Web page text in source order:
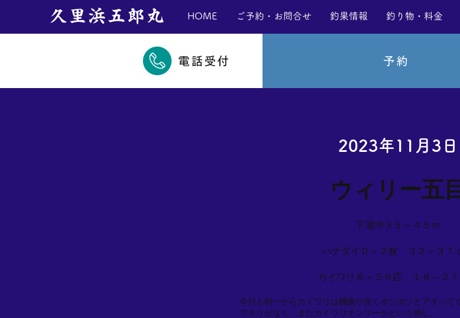
​久里浜五郎丸 HOME ご予約・お問合せ 釣果情報 釣り物・料金
電話受付 予約
2023年11月3日
ウィリー五目
下浦沖３５～４５ｍ
ハナダイ０～２枚 ３２～３７
カイワリ８～５６匹 １８～２７
今日も朝一からカイワリは機嫌が良くポツポツとアタって
アタリがなく、またカイワリオンリーかという感じ。